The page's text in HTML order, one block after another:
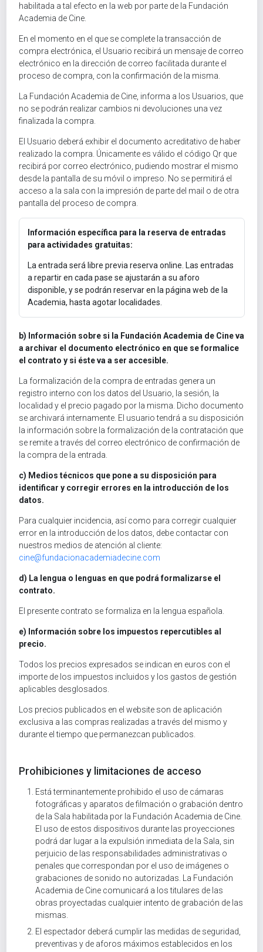
habilitada a tal efecto en la web por parte de la Fundación
Academia de Cine.
En el momento en el que se complete la transacción de
compra electrónica, el Usuario recibirá un mensaje de correo
electrónico en la dirección de correo facilitada durante el
proceso de compra, con la confirmación de la misma.
La Fundación Academia de Cine, informa a los Usuarios, que
no se podrán realizar cambios ni devoluciones una vez
finalizada la compra.
El Usuario deberá exhibir el documento acreditativo de haber
realizado la compra. Únicamente es válido el código Qr que
recibirá por correo electrónico, pudiendo mostrar el mismo
desde la pantalla de su móvil o impreso. No se permitirá el
acceso a la sala con la impresión de parte del mail o de otra
pantalla del proceso de compra.
Información específica para la reserva de entradas
para actividades gratuitas:
La entrada será libre previa reserva online. Las entradas
a repartir en cada pase se ajustarán a su aforo
disponible, y se podrán reservar en la página web de la
Academia, hasta agotar localidades.
b) Información sobre si la Fundación Academia de Cine va
a archivar el documento electrónico en que se formalice
el contrato y si éste va a ser accesible.
La formalización de la compra de entradas genera un
registro interno con los datos del Usuario, la sesión, la
localidad y el precio pagado por la misma. Dicho documento
se archivará internamente. El usuario tendrá a su disposición
la información sobre la formalización de la contratación que
se remite a través del correo electrónico de confirmación de
la compra de la entrada.
c) Medios técnicos que pone a su disposición para
identificar y corregir errores en la introducción de los
datos.
Para cualquier incidencia, así como para corregir cualquier
error en la introducción de los datos, debe contactar con
nuestros medios de atención al cliente:
cine@fundacionacademiadecine.com
d) La lengua o lenguas en que podrá formalizarse el
contrato.
El presente contrato se formaliza en la lengua española.
e) Información sobre los impuestos repercutibles al
precio.
Todos los precios expresados se indican en euros con el
importe de los impuestos incluidos y los gastos de gestión
aplicables desglosados.
Los precios publicados en el website son de aplicación
exclusiva a las compras realizadas a través del mismo y
durante el tiempo que permanezcan publicados.
Prohibiciones y limitaciones de acceso
Está terminantemente prohibido el uso de cámaras
fotográficas y aparatos de filmación o grabación dentro
de la Sala habilitada por la Fundación Academia de Cine.
El uso de estos dispositivos durante las proyecciones
podrá dar lugar a la expulsión inmediata de la Sala, sin
perjuicio de las responsabilidades administrativas o
penales que correspondan por el uso de imágenes o
grabaciones de sonido no autorizadas. La Fundación
Academia de Cine comunicará a los titulares de las
obras proyectadas cualquier intento de grabación de las
mismas.
El espectador deberá cumplir las medidas de seguridad,
preventivas y de aforos máximos establecidos en los